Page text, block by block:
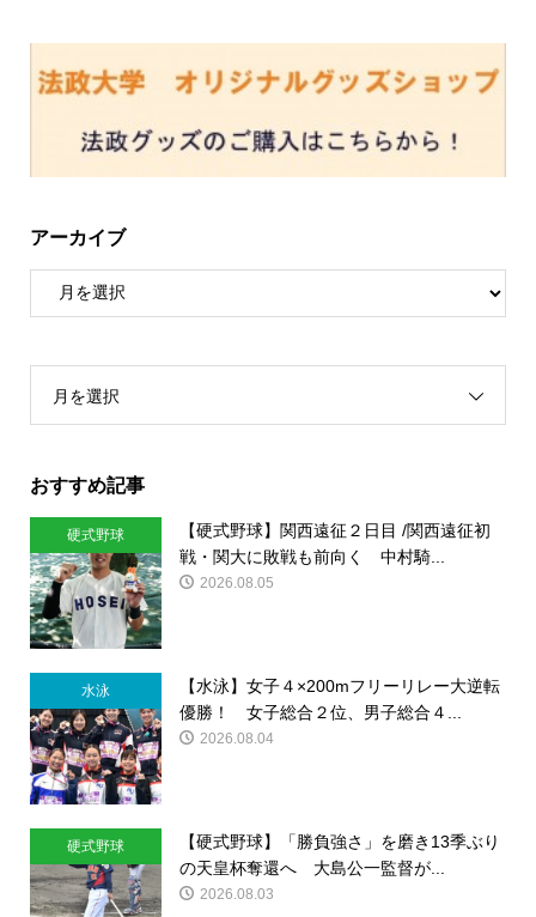
アーカイブ
月を選択
おすすめ記事
硬式野球
【硬式野球】関西遠征２日目 /関西遠征初
戦・関大に敗戦も前向く 中村騎...
2026.08.05
水泳
【水泳】女子４×200mフリーリレー大逆転
優勝！ 女子総合２位、男子総合４...
2026.08.04
硬式野球
【硬式野球】「勝負強さ」を磨き13季ぶり
の天皇杯奪還へ 大島公一監督が...
2026.08.03